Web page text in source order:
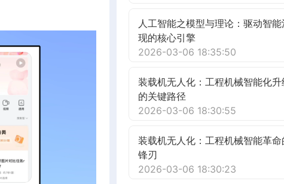
人工智能之模型与理论：驱动智能
现的核心引擎
2026-03-06 18:35:50
装载机无人化：工程机械智能化升
的关键路径
2026-03-06 18:30:55
装载机无人化：工程机械智能革命
锋刃
2026-03-06 18:30:23